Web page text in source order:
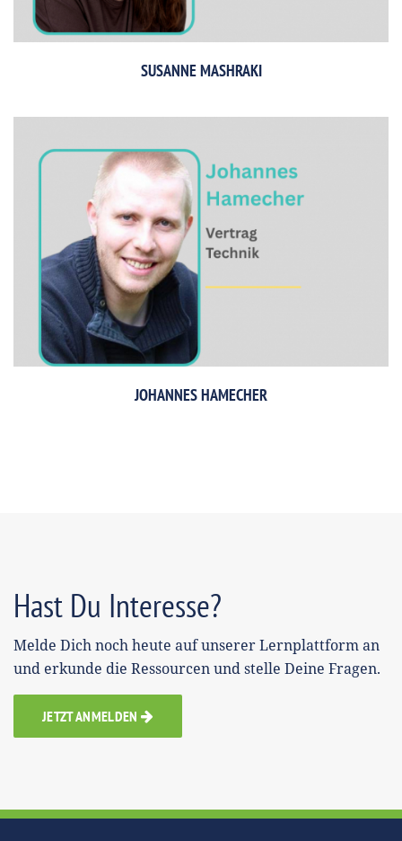
SUSANNE MASHRAKI
JOHANNES HAMECHER
Hast Du Interesse?
Melde Dich noch heute auf unserer Lernplattform an
und erkunde die Ressourcen und stelle Deine Fragen.
JETZT ANMELDEN